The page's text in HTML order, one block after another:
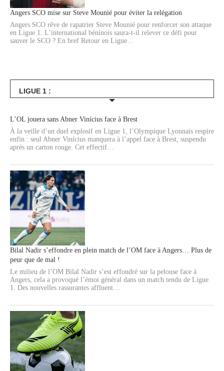
Angers SCO mise sur Steve Mounié pour éviter la relégation
Angers SCO rêve de rapatrier Steve Mounié pour renforcer son attaque
en Ligue 1. L’international béninois saura-t-il relever ce défi pour
sauver le SCO ? En bref Retour en Ligue…
LIGUE 1 :
L’OL jouera sans Abner Vinícius face à Brest
À la veille d’un duel explosif en Ligue 1, l’Olympique Lyonnais respire
enfin : seul Abner Vinícius manquera à l’appel face à Brest, suspendu
après un carton rouge. Cet effectif…
Bilal Nadir s’effondre en plein match de l’OM face à Angers… Plus de
peur que de mal !
Le milieu de l’OM Bilal Nadir s’est effondré sur la pelouse face à
Angers, cela a provoqué l’émoi général dans un match tendu de Ligue
1. Des nouvelles rassurantes affluent…